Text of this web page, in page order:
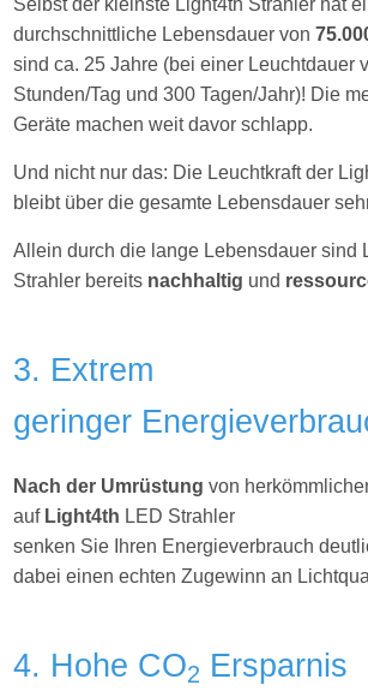
durchschnittliche Lebensdauer von
sind ca. 25 Jahre (bei einer Leuchtdauer
Stunden/Tag und 300 Tagen/Jahr)! Die
Geräte machen weit davor schlapp.
Und nicht nur das: Die Leuchtkraft der
bleibt über die gesamte Lebensdauer
Allein durch die lange Lebensdauer sind
Strahler bereits nachhaltig und
3. Extrem
geringer
Nach der Umrüstung von
auf Light4th LED Strahler
senken Sie Ihren Energieverbrauch
dabei einen echten Zugewinn an
4. Hohe CO2 Ersparnis